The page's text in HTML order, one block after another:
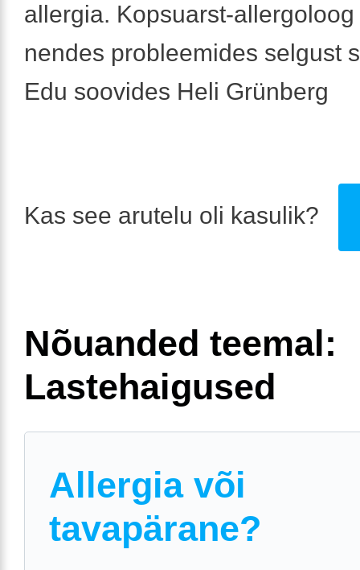
allergia. Kopsuarst-
nendes probleemides selgust
Edu soovides Heli Grünberg
Kas see arutelu oli kasulik?
Nõuanded teemal:
Lastehaigused
Allergia või
tavapärane?